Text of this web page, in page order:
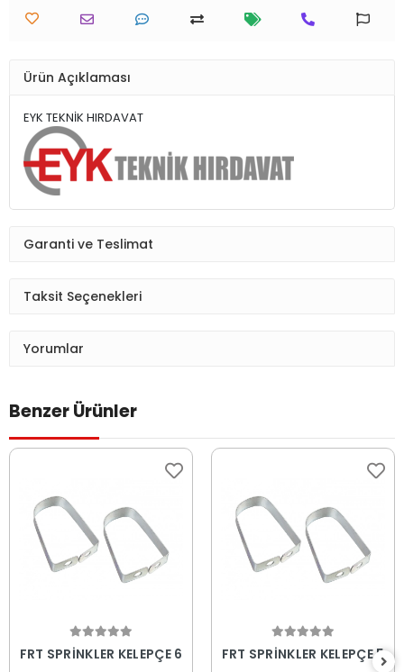
Ürün Açıklaması
EYK TEKNİK HIRDAVAT
Garanti ve Teslimat
Taksit Seçenekleri
Yorumlar
Benzer Ürünler
FRT SPRİNKLER KELEPÇE 6 FRT SPRİNKLER KELEPÇE 5